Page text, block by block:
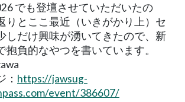
でも登壇させていただいたの
りとここ最近（いきがかり上）セ
しだけ興味が湧いてきたので、新
抱負的なやつを書いています。
： https://jawsug-
event/386607/